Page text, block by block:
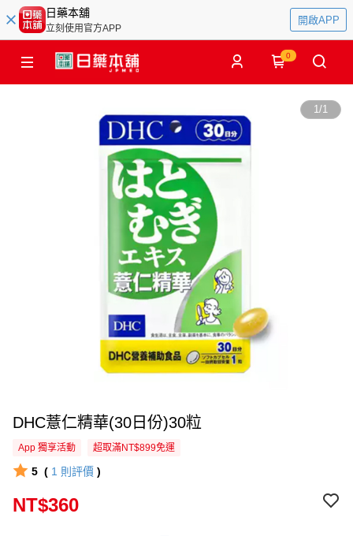
日藥本舖
立刻使用官方APP
開啟APP
0
1/1
DHC薏仁精華(30日份)30粒
App 獨享活動 超取滿NT$899免運
5 ( 1 則評價 )
NT$360